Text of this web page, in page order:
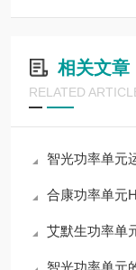
相关文章
RELATED
智光功率单元
合康功率单元
艾默生功率单
智光功率单元